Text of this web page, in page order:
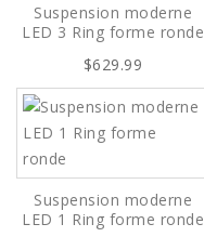
Suspension moderne
LED 3 Ring forme ronde
$629.99
Suspension moderne
LED 1 Ring forme ronde